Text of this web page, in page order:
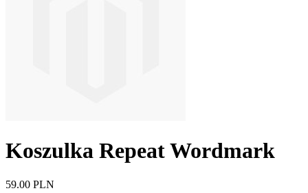
Koszulka Repeat Wordmark
59.00 PLN